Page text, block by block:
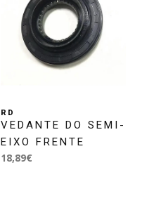
RD
VEDANTE DO SEMI-
EIXO FRENTE
18,89€